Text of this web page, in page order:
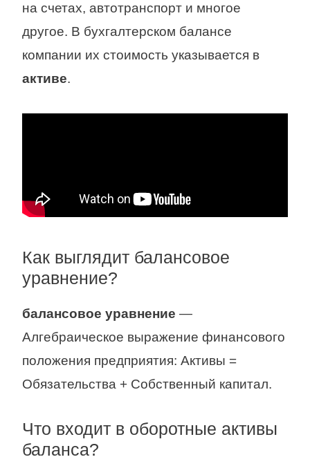
на счетах, автотранспорт и многое
другое. В бухгалтерском балансе
компании их стоимость указывается в
активе.
Как выглядит балансовое
уравнение?
балансовое уравнение —
Алгебраическое выражение финансового
положения предприятия: Активы =
Обязательства + Собственный капитал.
Что входит в оборотные активы
баланса?